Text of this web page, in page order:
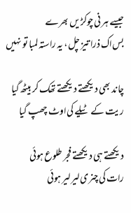
جیسے ہرنی چوکڑیں بھرے
بس اک ذرا تیز چل، یہ راستہ لمبا تو نہیں
چاند بھی دیکھتے دیکھتے تھک کر بیٹھ گیا
ریت کے ٹیلے کی اوٹ چھپ گیا
دیکھتے ہی دیکھتے فجر طلوع ہوئی
رات کی چنری لیر لیر ہوئی